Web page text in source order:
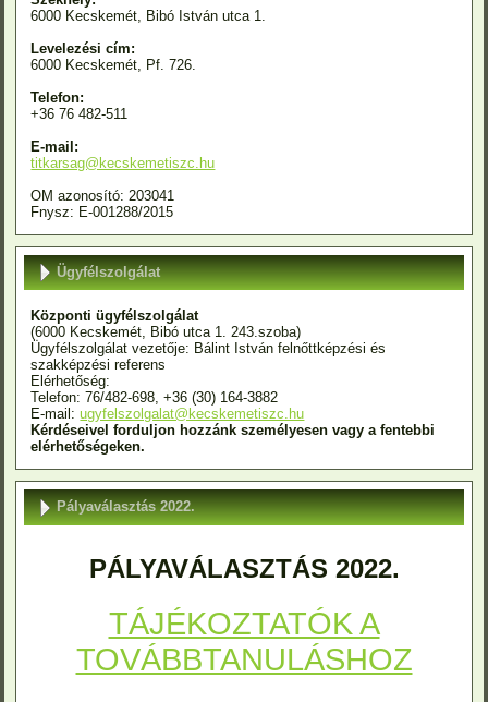
6000 Kecskemét, Bibó István utca 1.
Levelezési cím:
6000 Kecskemét, Pf. 726.
Telefon:
+36 76 482-511
E-mail:
titkarsag@kecskemetiszc.hu
OM azonosító: 203041
Fnysz: E-001288/2015
Ügyfélszolgálat
Központi ügyfélszolgálat
(6000 Kecskemét, Bibó utca 1. 243.szoba)
Ügyfélszolgálat vezetője: Bálint István felnőttképzési és
szakképzési referens
Elérhetőség:
Telefon: 76/482-698, +36 (30) 164-3882
E-mail:ugyfelszolgalat@kecskemetiszc.hu
Kérdéseivel forduljon hozzánk személyesen vagy a fentebbi
elérhetőségeken.
Pályaválasztás 2022.
PÁLYAVÁLASZTÁS 2022.
TÁJÉKOZTATÓK A
TOVÁBBTANULÁSHOZ